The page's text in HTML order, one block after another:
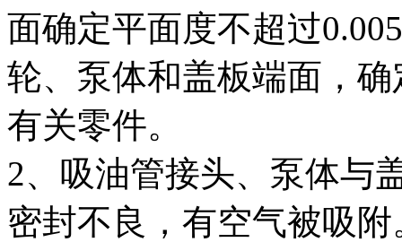
面确定平面度不超过
轮、泵体和盖板端面，
有关零件。
2、吸油管接头、泵体与
密封不良，有空气被吸附